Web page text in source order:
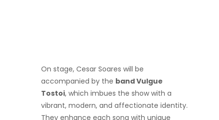
On stage, Cesar Soares will be
accompanied by the band Vulgue
Tostoi, which imbues the show with a
vibrant, modern, and affectionate identity.
They enhance each song with unique